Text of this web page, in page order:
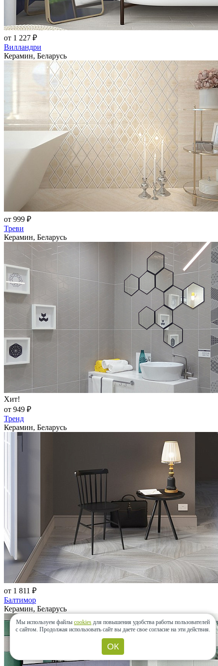
от 1 227 ₽
Вилландри
Керамин, Беларусь
от 999 ₽
Треви
Керамин, Беларусь
Хит!
от 949 ₽
Тренд
Керамин, Беларусь
от 1 811 ₽
Балтимор
Керамин, Беларусь
Мы используем файлы cookies для повышения удобства работы пользователей
с сайтом. Продолжая использовать сайт вы даете свое согласие на эти действия.
ОК